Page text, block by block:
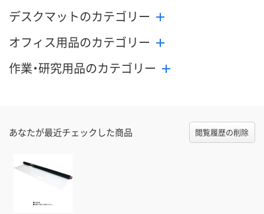
デスクマットのカテゴリー
オフィス用品のカテゴリー
作業・研究用品のカテゴリー
あなたが最近チェックした商品 閲覧履歴の削除